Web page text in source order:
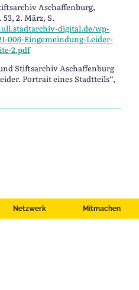
Netzwerk Mitmachen
Aschaffenburg,
2. März, S.
digital.de/wp-
006-Eingemeindung-Leider-
2.pdf
Stiftsarchiv Aschaffenburg
Portrait eines Stadtteils“,